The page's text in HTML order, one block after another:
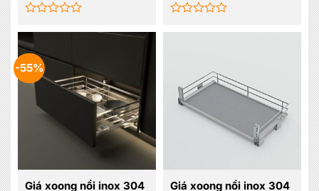
xếp
hạng
0
5
sao
xếp
-55%
Giá xoong nồi inox 304
Giá xoong nồi inox 304